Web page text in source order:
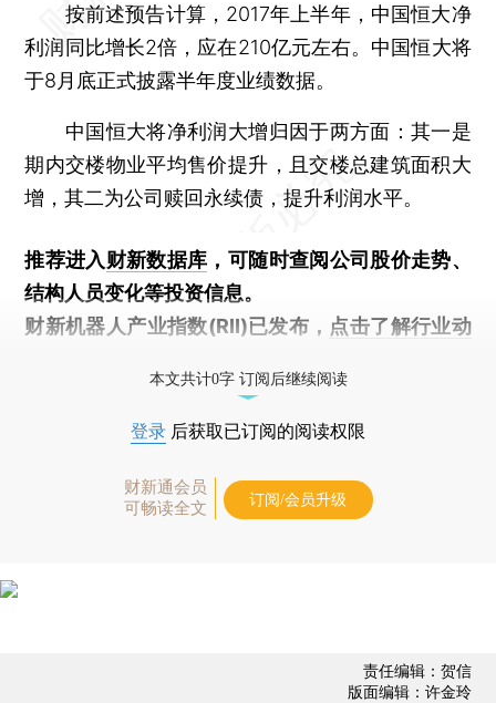
按前述预告计算，2017年上半年，中国恒大净
利润同比增长2倍，应在210亿元左右。中国恒大将
于8月底正式披露半年度业绩数据。
中国恒大将净利润大增归因于两方面：其一是
期内交楼物业平均售价提升，且交楼总建筑面积大
增，其二为公司赎回永续债，提升利润水平。
推荐进入财新数据库 ，可随时查阅公司股价走势、
结构人员变化等投资信息。
财新机器人产业指数(RII)已发布， 点击了解行业动
本文共计0字 订阅后继续阅读
登录 后获取已订阅的阅读权限
财新通会员
可畅读全文
订阅/会员升级
责任编辑：贺信
版面编辑：许金玲